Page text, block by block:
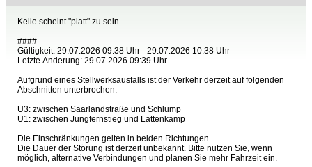
Kelle scheint "platt" zu sein
####
Gültigkeit: 29.07.2026 09:38 Uhr - 29.07.2026 10:38 Uhr
Letzte Änderung: 29.07.2026 09:39 Uhr
Aufgrund eines Stellwerksausfalls ist der Verkehr derzeit auf folgenden
Abschnitten unterbrochen:
U3: zwischen Saarlandstraße und Schlump
U1: zwischen Jungfernstieg und Lattenkamp
Die Einschränkungen gelten in beiden Richtungen.
Die Dauer der Störung ist derzeit unbekannt. Bitte nutzen Sie, wenn
möglich, alternative Verbindungen und planen Sie mehr Fahrzeit ein.